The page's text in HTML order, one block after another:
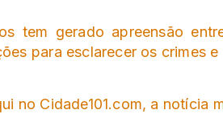
tem gerado apreensão
para esclarecer os crimes
no Cidade101.com, a notícia